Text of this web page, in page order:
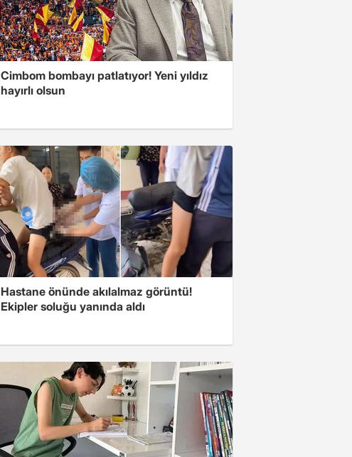
Cimbom bombayı patlatıyor! Yeni yıldız
hayırlı olsun
Hastane önünde akılalmaz görüntü!
Ekipler soluğu yanında aldı